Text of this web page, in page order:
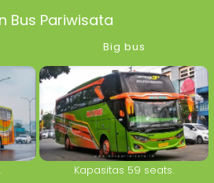
Bus Pariwisata
Big bus
Kapasitas 59 seats.